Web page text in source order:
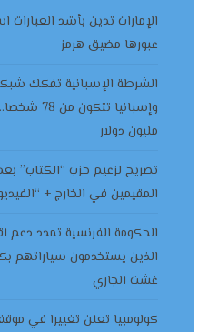
الإمارات تدين بأشد العبارات
عبورها مضيق هرمز
الشرطة الإسبانية تفكك شبكة
مليون دولار
تصريح لزعيم حزب “الكتاب”
المقيمين في الخارج +
الحكومة الفرنسية تمدد دعم
غشت الجاري
كولومبيا تعلن تغييرا في